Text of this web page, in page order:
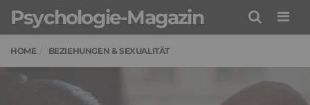
Psychologie-Magazin
HOME BEZIEHUNGEN & SEXUALITÄT